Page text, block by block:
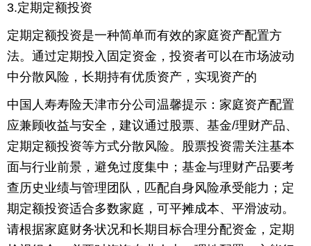
3.定期定额投资
定期定额投资是一种简单而有效的家庭资产配置方
法。通过定期投入固定资金，投资者可以在市场波动
中分散风险，长期持有优质资产，实现资产的
中国人寿寿险天津市分公司温馨提示：家庭资产配置
应兼顾收益与安全，建议通过股票、基金/理财产品、
定期定额投资等方式分散风险。股票投资需关注基本
面与行业前景，避免过度集中；基金与理财产品要考
查历史业绩与管理团队，匹配自身风险承受能力；定
期定额投资适合多数家庭，可平摊成本、平滑波动。
请根据家庭财务状况和长期目标合理分配资金，定期